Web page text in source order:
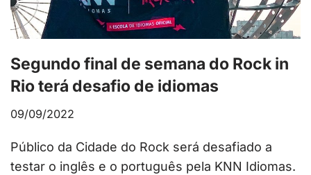
Segundo final de semana do Rock in
Rio terá desafio de idiomas
09/09/2022
Público da Cidade do Rock será desafiado a
testar o inglês e o português pela KNN Idiomas.